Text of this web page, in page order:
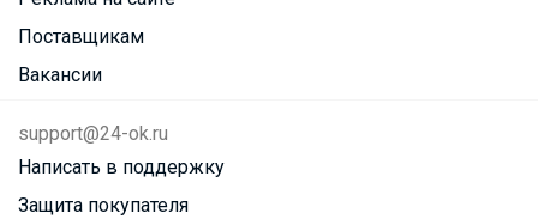
Поставщикам
Вакансии
support@24-ok.ru
Написать в поддержку
Защита покупателя